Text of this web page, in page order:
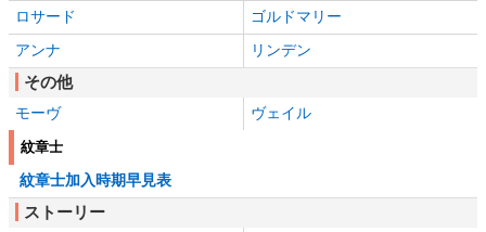
ロサード
ゴルドマリー
アンナ
リンデン
その他
モーヴ ヴェイル
紋章士
紋章士加入時期早見表
ストーリー